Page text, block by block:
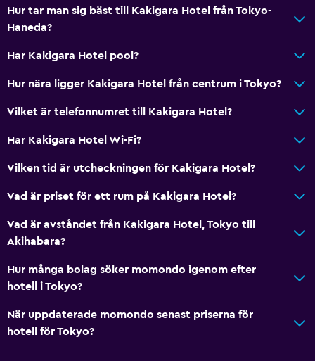
Hur tar man sig bäst till Kakigara Hotel från Tokyo-
Haneda?
Har Kakigara Hotel pool?
Hur nära ligger Kakigara Hotel från centrum i Tokyo?
Vilket är telefonnumret till Kakigara Hotel?
Har Kakigara Hotel Wi-Fi?
Vilken tid är utcheckningen för Kakigara Hotel?
Vad är priset för ett rum på Kakigara Hotel?
Vad är avståndet från Kakigara Hotel, Tokyo till
Akihabara?
Hur många bolag söker momondo igenom efter
hotell i Tokyo?
När uppdaterade momondo senast priserna för
hotell för Tokyo?